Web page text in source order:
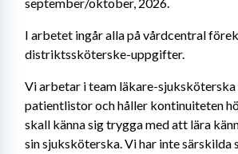
I arbetet ingår alla på vårdcentral
distriktssköterske-uppgifter.
Vi arbetar i team läkare-sjuksköterska
patientlistor och håller kontinuiteten
skall känna sig trygga med att lära
sin sjuksköterska. Vi har inte